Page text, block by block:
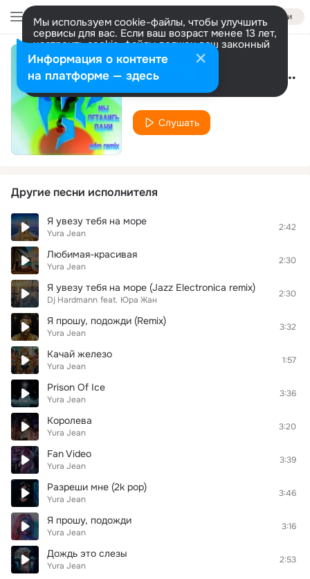
Войти
Мы используем cookie-файлы, чтобы улучшить
сервисы для вас. Если ваш возраст менее 13 лет,
настроить cookie-файлы должен ваш законный
представитель. Больше информации
Разрешить все Настроить Мы остались одни (edm remix)
Yura Jean
Слушать
Другие песни исполнителя
Я увезу тебя на море
Yura Jean
2:42
Любимая-красивая
Yura Jean
2:30
Я увезу тебя на море (Jazz Electronica remix)
Dj Hardmann feat. Юра Жан
2:30
Я прошу, подожди (Remix)
Yura Jean
3:32
Качай железо
Yura Jean
1:57
Prison Of Ice
Yura Jean
3:36
Королева
Yura Jean
3:20
Fan Video
Yura Jean
3:39
Разреши мне (2k pop)
Yura Jean
3:46
Я прошу, подожди
Yura Jean
3:16
Дождь это слезы
Yura Jean
2:53
Информация о контенте
на платформе — здесь